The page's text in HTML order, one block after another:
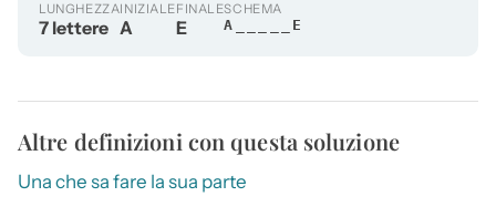
LUNGHEZZA
7 lettere
INIZIALE
A
FINALE
E
SCHEMA
A_____E
Altre definizioni con questa soluzione
Una che sa fare la sua parte